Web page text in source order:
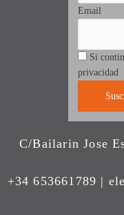
Email
Si
privacidad
C/Bailarin Jose
+34 653661789 |